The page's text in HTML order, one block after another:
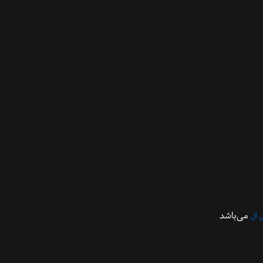
ال می‌باشد